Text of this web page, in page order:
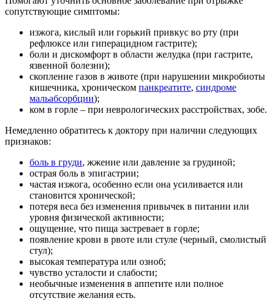
сопутствующие симптомы:
изжога, кислый или горький привкус во рту (при
рефлюксе или гиперацидном гастрите);
боли и дискомфорт в области желудка (при гастрите,
язвенной болезни);
скопление газов в животе (при нарушении микробиоты
кишечника, хроническом панкреатите, синдроме
мальабсорбции);
ком в горле – при неврологических расстройствах, зобе.
Немедленно обратитесь к доктору при наличии следующих
признаков:
боль в груди, жжение или давление за грудиной;
острая боль в эпигастрии;
частая изжога, особенно если она усиливается или
становится хронической;
потеря веса без изменения привычек в питании или
уровня физической активности;
ощущение, что пища застревает в горле;
появление крови в рвоте или стуле (черный, смолистый
стул);
высокая температура или озноб;
чувство усталости и слабости;
необычные изменения в аппетите или полное
отсутствие желания есть.